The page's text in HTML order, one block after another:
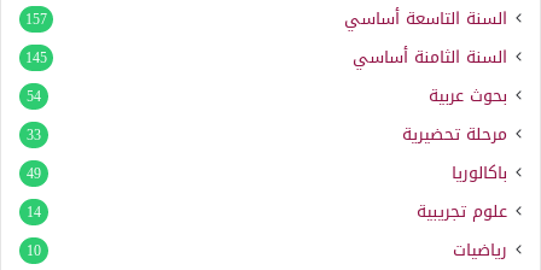
السنة التاسعة أساسي 157
السنة الثامنة أساسي 145
بحوث عربية 54
مرحلة تحضيرية 33
باكالوريا 49
علوم تجريبية 14
رياضيات 10